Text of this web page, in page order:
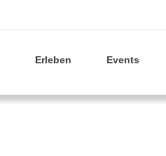
Erleben Events